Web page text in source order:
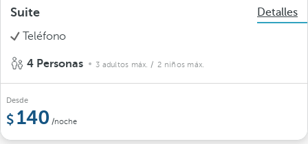
Suite
Detalles
Teléfono
4 Personas 3 adultos máx. / 2 niños máx.
Desde
140 /noche